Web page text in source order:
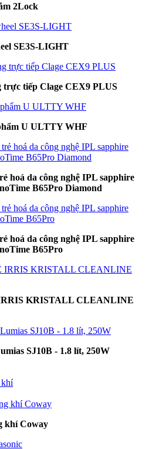
2Lock
SE3S-LIGHT
trực tiếp Clage CEX9 PLUS
U ULTTY WHF
hoá da công nghệ IPL sapphire
B65Pro Diamond
hoá da công nghệ IPL sapphire
B65Pro
KRISTALL CLEANLINE
SJ10B - 1.8 lít, 250W
khí
khí Coway